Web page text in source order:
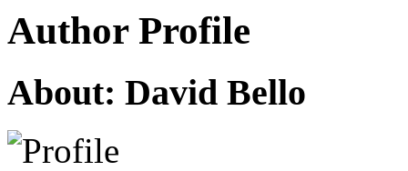
Author Profile
About: David Bello